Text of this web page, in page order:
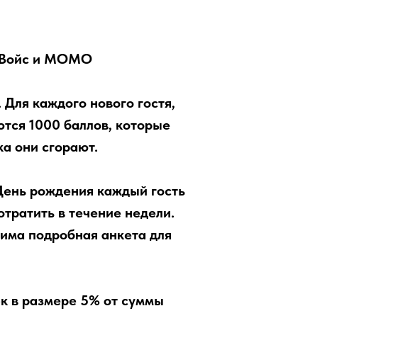
Войс и МОМО
каждого нового гостя,
1000 баллов, которые
они сгорают.
рождения каждый гость
в течение недели.
подробная анкета для
в размере 5% от суммы